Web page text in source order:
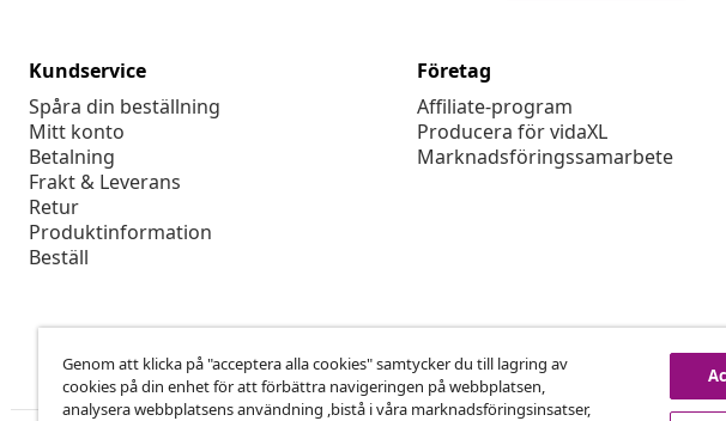
Kundservice
Spåra din beställning
Mitt konto
Betalning
Frakt & Leverans
Retur
Produktinformation
Beställ
Företag
Affiliate-program
Producera för vidaXL
Marknadsföringssamarbete
Genom att klicka på "acceptera alla cookies" samtycker du till lagring av
cookies på din enhet för att förbättra navigeringen på webbplatsen,
analysera webbplatsens användning ,bistå i våra marknadsföringsinsatser,